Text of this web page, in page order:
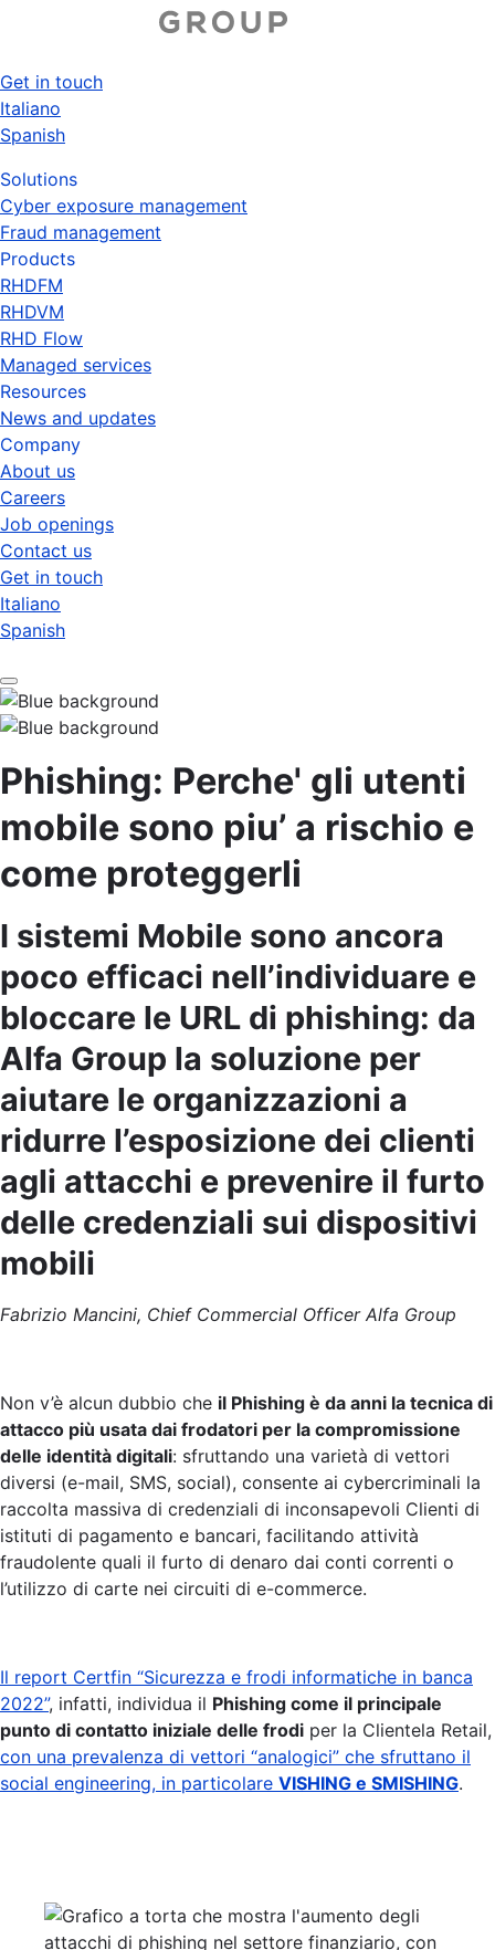
principal
Top
menu
Get in touch
Italiano
Spanish
Solutions
Cyber exposure management
Fraud management
Products
RHDFM
RHDVM
RHD Flow
Managed services
Resources
News and updates
Company
About us
Careers
Job openings
Contact us
Get in touch
Italiano
Spanish
Phishing: Perche' gli utenti
mobile sono piu’ a rischio e
come proteggerli
I sistemi Mobile sono ancora
poco efficaci nell’individuare e
bloccare le URL di phishing: da
Alfa Group la soluzione per
aiutare le organizzazioni a
ridurre l’esposizione dei clienti
agli attacchi e prevenire il furto
delle credenziali sui dispositivi
mobili
Fabrizio Mancini, Chief Commercial Officer Alfa Group
Non v’è alcun dubbio che il Phishing è da anni la tecnica di
attacco più usata dai frodatori per la compromissione
delle identità digitali: sfruttando una varietà di vettori
diversi (e-mail, SMS, social), consente ai cybercriminali la
raccolta massiva di credenziali di inconsapevoli Clienti di
istituti di pagamento e bancari, facilitando attività
fraudolente quali il furto di denaro dai conti correnti o
l’utilizzo di carte nei circuiti di e-commerce.
Il report Certfin “Sicurezza e frodi informatiche in banca
2022”, infatti, individua il Phishing come il principale
punto di contatto iniziale delle frodi per la Clientela Retail,
con una prevalenza di vettori “analogici” che sfruttano il
social engineering, in particolare VISHING e SMISHING.